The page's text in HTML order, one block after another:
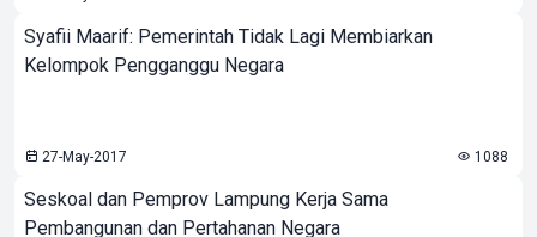
Syafii Maarif: Pemerintah Tidak Lagi Membiarkan
Kelompok Pengganggu Negara
27-May-2017 1088
Seskoal dan Pemprov Lampung Kerja Sama
Pembangunan dan Pertahanan Negara